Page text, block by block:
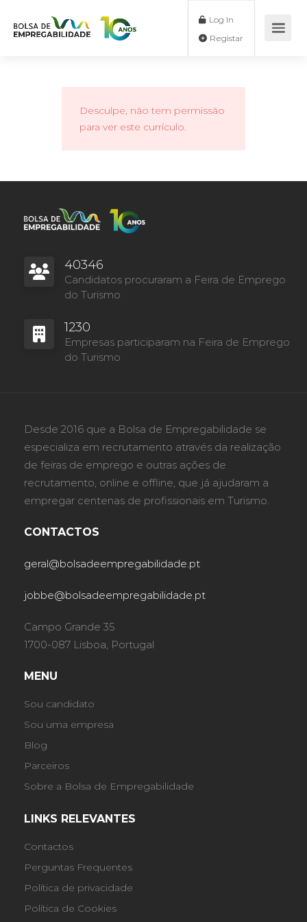
Log In
Desculpe, não tem permissão
para ver este currículo.
40346
Candidatos procuraram a Feira de Emprego
do Turismo
1230
Empresas participaram na Feira de Emprego
do Turismo
Desde 2016 que a Bolsa de Empregabilidade se
especializa em recrutamento através da realização
de feiras de emprego e outras ações de
recrutamento, online e offline, que já ajudaram a
empregar centenas de profissionais em Turismo.
CONTACTOS
geral@bolsadeempregabilidade.pt
jobbe@bolsadeempregabilidade.pt
Campo Grande 35
1700-087 Lisboa, Portugal
MENU
Sou candidato
Sou uma empresa
Blog
Parceiros
Sobre a Bolsa de Empregabilidade
LINKS RELEVANTES
Contactos
Perguntas Frequentes
Política de privacidade
Política de Cookies